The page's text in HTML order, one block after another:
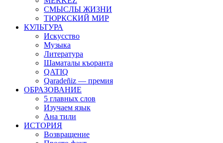
СМЫСЛЫ ЖИЗНИ
ТЮРКСКИЙ МИР
КУЛЬТУРА
Искусство
Музыка
Литература
Шаматалы къоранта
QATIQ
Qaradeñiz — премия
ОБРАЗОВАНИЕ
5 главных слов
Изучаем язык
Ана тили
ИСТОРИЯ
Возвращение